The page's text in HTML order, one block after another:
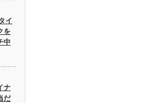
イ
を
中
ナ
だ